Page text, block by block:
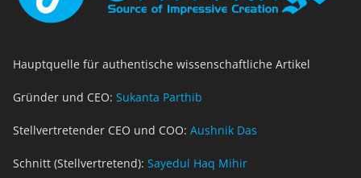
Hauptquelle für authentische wissenschaftliche Artikel
Gründer und CEO: Sukanta Parthib
Stellvertretender CEO und COO: Aushnik Das
Schnitt (Stellvertretend): Sayedul Haq Mihir